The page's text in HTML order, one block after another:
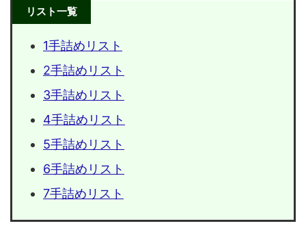
リスト一覧
1手詰めリスト
2手詰めリスト
3手詰めリスト
4手詰めリスト
5手詰めリスト
6手詰めリスト
7手詰めリスト